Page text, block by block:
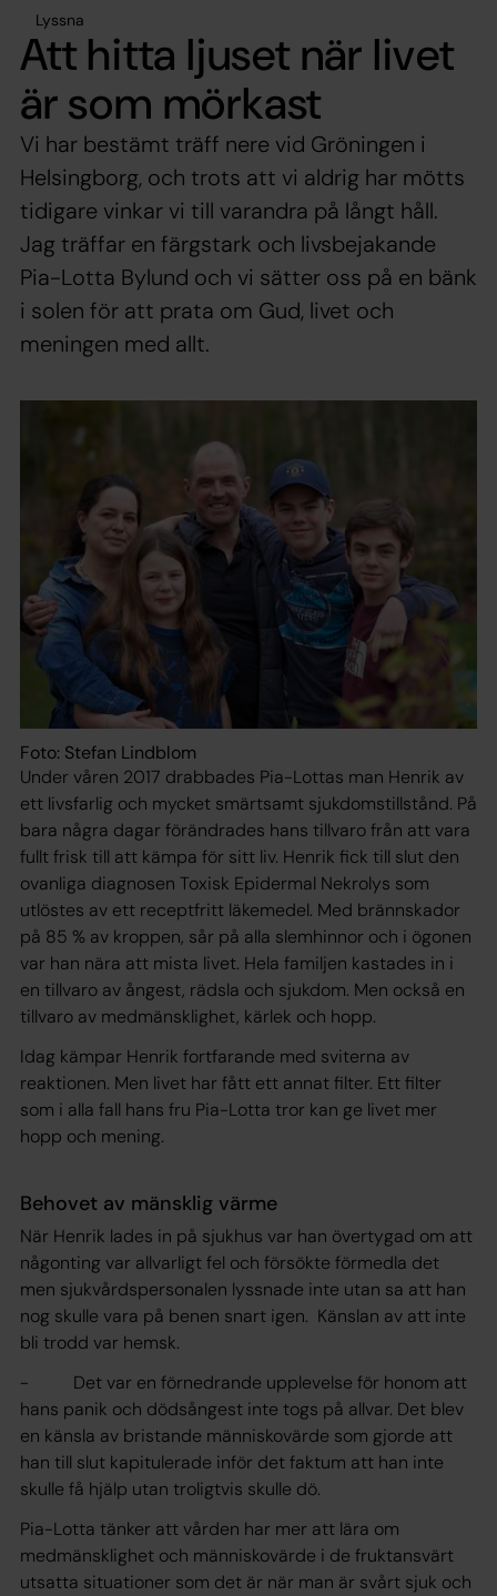
Lyssna
Att hitta ljuset när livet
är som mörkast
Vi har bestämt träff nere vid Gröningen i
Helsingborg, och trots att vi aldrig har mötts
tidigare vinkar vi till varandra på långt håll.
Jag träffar en färgstark och livsbejakande
Pia-Lotta Bylund och vi sätter oss på en bänk
i solen för att prata om Gud, livet och
meningen med allt.
Foto: Stefan Lindblom
Under våren 2017 drabbades Pia-Lottas man Henrik av
ett livsfarlig och mycket smärtsamt sjukdomstillstånd. På
bara några dagar förändrades hans tillvaro från att vara
fullt frisk till att kämpa för sitt liv. Henrik fick till slut den
ovanliga diagnosen Toxisk Epidermal Nekrolys som
utlöstes av ett receptfritt läkemedel. Med brännskador
på 85 % av kroppen, sår på alla slemhinnor och i ögonen
var han nära att mista livet. Hela familjen kastades in i
en tillvaro av ångest, rädsla och sjukdom. Men också en
tillvaro av medmänsklighet, kärlek och hopp.
Idag kämpar Henrik fortfarande med sviterna av
reaktionen. Men livet har fått ett annat filter. Ett filter
som i alla fall hans fru Pia-Lotta tror kan ge livet mer
hopp och mening.
Behovet av mänsklig värme
När Henrik lades in på sjukhus var han övertygad om att
någonting var allvarligt fel och försökte förmedla det
men sjukvårdspersonalen lyssnade inte utan sa att han
nog skulle vara på benen snart igen. Känslan av att inte
bli trodd var hemsk.
- Det var en förnedrande upplevelse för honom att
hans panik och dödsångest inte togs på allvar. Det blev
en känsla av bristande människovärde som gjorde att
han till slut kapitulerade inför det faktum att han inte
skulle få hjälp utan troligtvis skulle dö.
Pia-Lotta tänker att vården har mer att lära om
medmänsklighet och människovärde i de fruktansvärt
utsatta situationer som det är när man är svårt sjuk och